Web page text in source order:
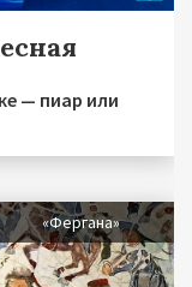
— пиар или
«Фергана»